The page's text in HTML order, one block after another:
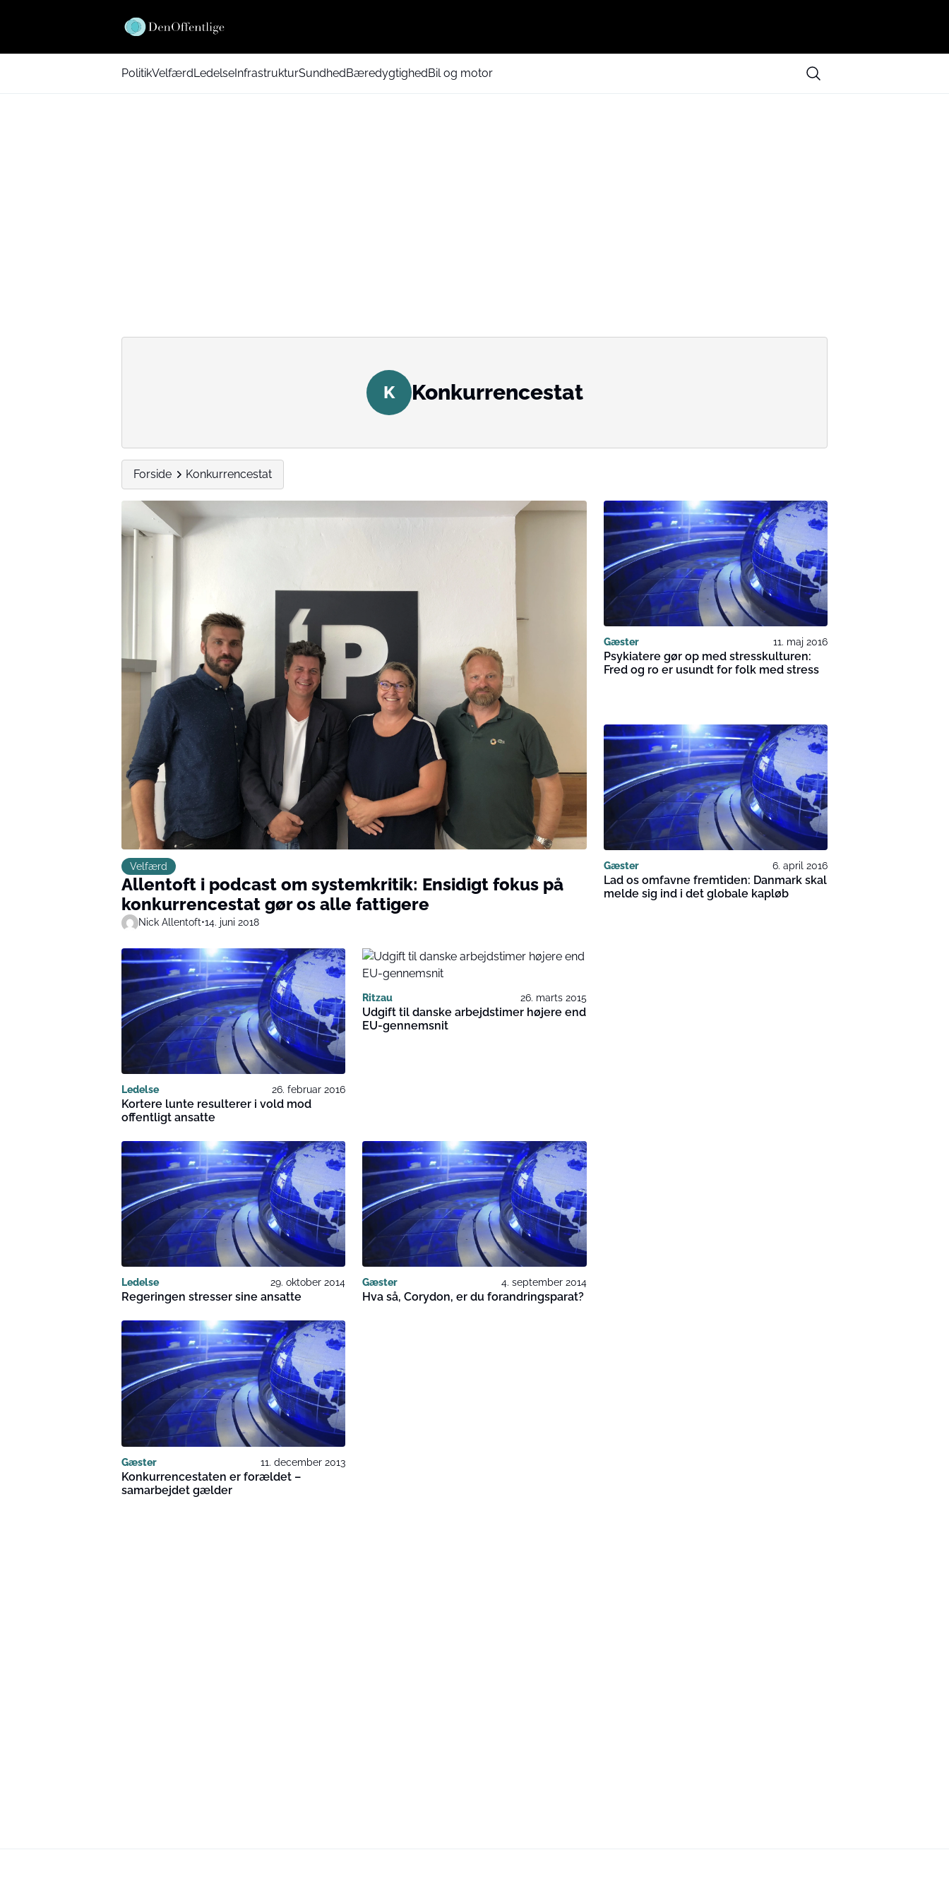
PolitikVelfærdLedelseInfrastrukturSundhedBæredygtighedBil og motor
K Konkurrencestat
Forside Konkurrencestat
Velfærd
Allentoft i podcast om systemkritik: Ensidigt fokus på
konkurrencestat gør os alle fattigere
Nick Allentoft•14. juni 2018
Gæster 11. maj 2016
Psykiatere gør op med stresskulturen:
Fred og ro er usundt for folk med stress
Gæster 6. april 2016
Lad os omfavne fremtiden: Danmark skal
melde sig ind i det globale kapløb
Ledelse 26. februar 2016
Kortere lunte resulterer i vold mod
offentligt ansatte
Ritzau 26. marts 2015
Udgift til danske arbejdstimer højere end
EU-gennemsnit
Ledelse 29. oktober 2014
Regeringen stresser sine ansatte
Gæster 4. september 2014
Hva så, Corydon, er du forandringsparat?
Gæster 11. december 2013
Konkurrencestaten er forældet –
samarbejdet gælder